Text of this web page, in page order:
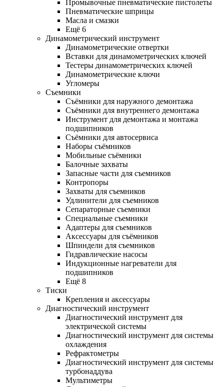
Промывочные пневматические пистолеты
Пневматические шприцы
Масла и смазки
Ещё 6
Динамометрический инструмент
Динамометрические отвертки
Вставки для динамометрических ключей
Тестеры динамометрических ключей
Динамометрические ключи
Угломеры
Съемники
Съёмники для наружного демонтажа
Съёмники для внутреннего демонтажа
Инструмент для демонтажа и монтажа
подшипников
Съёмники для автосервиса
Наборы съёмников
Мобильные съёмники
Балочные захваты
Запасные части для съемников
Контропоры
Захваты для съемников
Удлинители для съемников
Сепараторные съемники
Специальные съемники
Адаптеры для съемников
Аксессуары для съёмников
Шпиндели для съемников
Гидравлические насосы
Индукционные нагреватели для
подшипников
Ещё 8
Тиски
Крепления и аксессуары
Диагностический инструмент
Диагностический инструмент для
электрической системы
Диагностический инструмент для системы
охлаждения
Рефрактометры
Диагностический инструмент для системы
турбонаддува
Мультиметры